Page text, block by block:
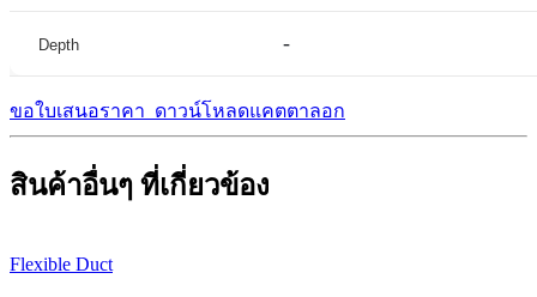
Depth -
ขอใบเสนอราคา ดาวน์โหลดแคตตาลอก
สินค้าอื่นๆ ที่เกี่ยวข้อง
Flexible Duct